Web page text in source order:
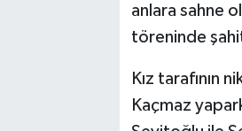
anlara sahne
töreninde
Kız tarafının
Kaçmaz